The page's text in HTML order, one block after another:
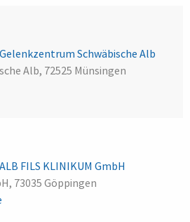
Schwäbische Alb
Alb, 72525 Münsingen
FILS KLINIKUM GmbH
73035 Göppingen